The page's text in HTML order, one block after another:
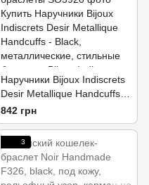
Наручники Bijoux Indiscrets
Desir Metallique Handcuffs -
Silver, металлические,
стильные браслеты
842 грн
3